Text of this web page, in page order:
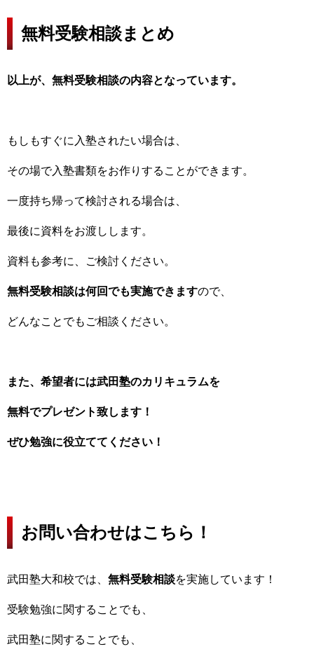
無料受験相談まとめ
以上が、無料受験相談の内容となっています。
もしもすぐに入塾されたい場合は、
その場で入塾書類をお作りすることができます。
一度持ち帰って検討される場合は、
最後に資料をお渡しします。
資料も参考に、ご検討ください。
無料受験相談は何回でも実施できますので、
どんなことでもご相談ください。
また、希望者には武田塾のカリキュラムを
無料でプレゼント致します！
ぜひ勉強に役立ててください！
お問い合わせはこちら！
武田塾大和校では、 無料受験相談を実施しています！
受験勉強に関することでも、
武田塾に関することでも、